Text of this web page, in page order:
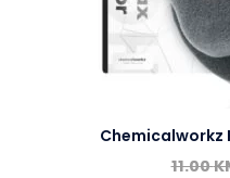
Chemicalworkz
11.00